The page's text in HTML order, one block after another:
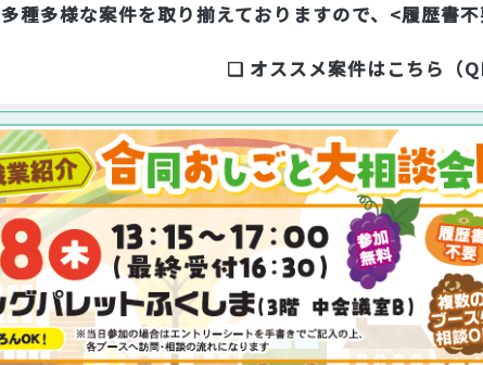
多種多様な案件を取り揃えておりますので、<履歴書
❏ オススメ案件はこちら（